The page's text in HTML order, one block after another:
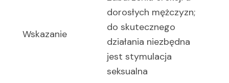
Wskazanie
dorosłych mężczyzn;
do skutecznego
działania niezbędna
jest stymulacja
seksualna